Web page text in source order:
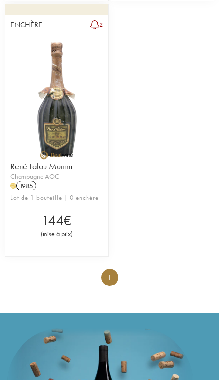
ENCHÈRE 2
René Lalou Mumm
Champagne AOC
H 1985
Lot de 1 bouteille | 0 enchère
144€
(mise à prix)
1